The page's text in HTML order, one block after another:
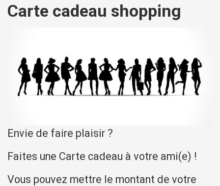
Carte cadeau shopping
Envie de faire plaisir ?
Faites une Carte cadeau à votre ami(e) !
Vous pouvez mettre le montant de votre